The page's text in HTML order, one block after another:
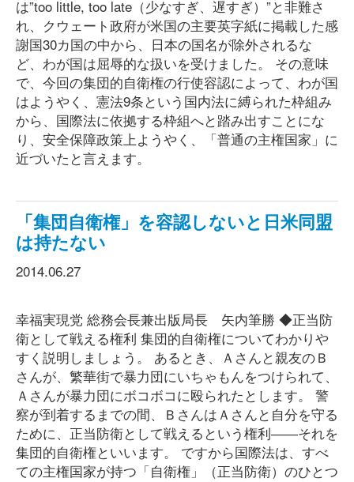
は”too little, too late（少なすぎ、遅すぎ）”と非難さ
れ、クウェート政府が米国の主要英字紙に掲載した感
謝国30カ国の中から、日本の国名が除外されるな
ど、わが国は屈辱的な扱いを受けました。 その意味
で、今回の集団的自衛権の行使容認によって、わが国
はようやく、憲法9条という国内法に縛られた枠組み
から、国際法に依拠する枠組へと踏み出すことにな
り、安全保障政策上ようやく、「普通の主権国家」に
近づいたと言えます。
「集団自衛権」を容認しないと日米同盟
は持たない
2014.06.27
幸福実現党 総務会長兼出版局長 矢内筆勝 ◆正当防
衛として戦える権利 集団的自衛権についてわかりや
すく説明しましょう。 あるとき、Ａさんと親友のＢ
さんが、繁華街で暴力団にいちゃもんをつけられて、
Ａさんが暴力団にボコボコに殴られたとします。 警
察が到着するまでの間、ＢさんはＡさんと自分を守る
ために、正当防衛として戦えるという権利――それを
集団的自衛権といいます。 ですから国際法は、すべ
ての主権国家が持つ「自衛権」（正当防衛）のひとつ